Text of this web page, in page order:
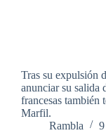
Tras su expulsión
anunciar su salida
francesas también
Marfil.
Rambla